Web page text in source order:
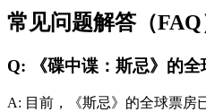
常见问题解答（FAQ
Q: 《碟中谍：斯忌》的全
A: 目前，《斯忌》的全球票房